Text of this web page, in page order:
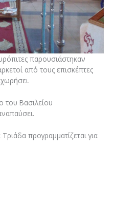
παρουσιάστηκαν
από τους επισκέπτες
του Βασιλείου
προγραμματίζεται για